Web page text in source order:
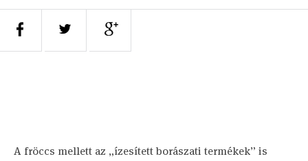
A fröccs mellett az „ízesített borászati termékek” is